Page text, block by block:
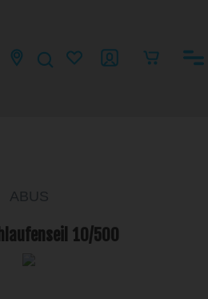
ABUS
10/500